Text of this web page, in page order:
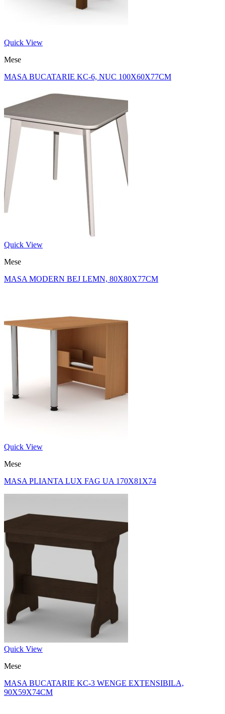
Quick View
Mese
MASA BUCATARIE KC-6, NUC 100X60X77CM
Quick View
Mese
MASA MODERN BEJ LEMN, 80X80X77CM
Quick View
Mese
MASA PLIANTA LUX FAG UA 170X81X74
Quick View
Mese
MASA BUCATARIE KC-3 WENGE EXTENSIBILA,
90X59X74CM